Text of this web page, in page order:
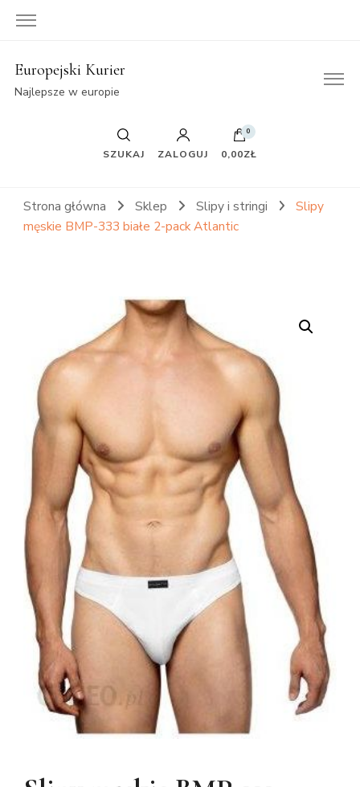
Europejski Kurier
Najlepsze w europie
SZUKAJ ZALOGUJ
0
0,00ZŁ
Strona główna Sklep Slipy i stringi
Slipy
męskie BMP-333 białe 2-pack Atlantic